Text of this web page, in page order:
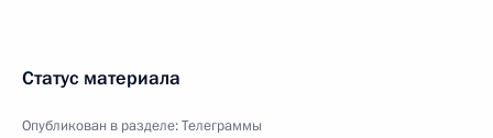
Статус материала
Опубликован в разделе:Телеграммы